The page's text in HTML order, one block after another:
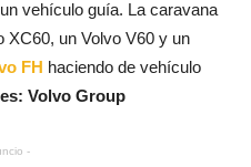
vehículo guía. La caravana
XC60, un Volvo V60 y un
FH haciendo de vehículo
Volvo Group
-